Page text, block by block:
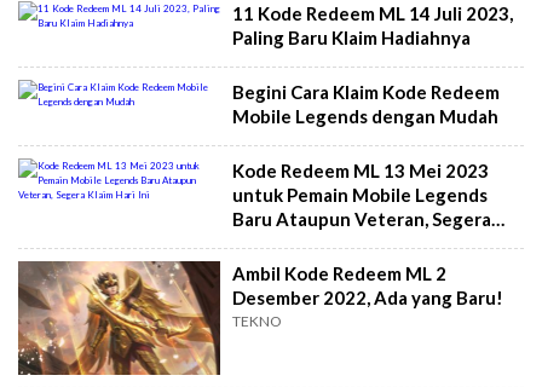
11 Kode Redeem ML 14 Juli 2023,
Paling Baru Klaim Hadiahnya
Begini Cara Klaim Kode Redeem
Mobile Legends dengan Mudah
Kode Redeem ML 13 Mei 2023
untuk Pemain Mobile Legends
Baru Ataupun Veteran, Segera
Klaim Hari Ini
Ambil Kode Redeem ML 2
Desember 2022, Ada yang Baru!
TEKNO